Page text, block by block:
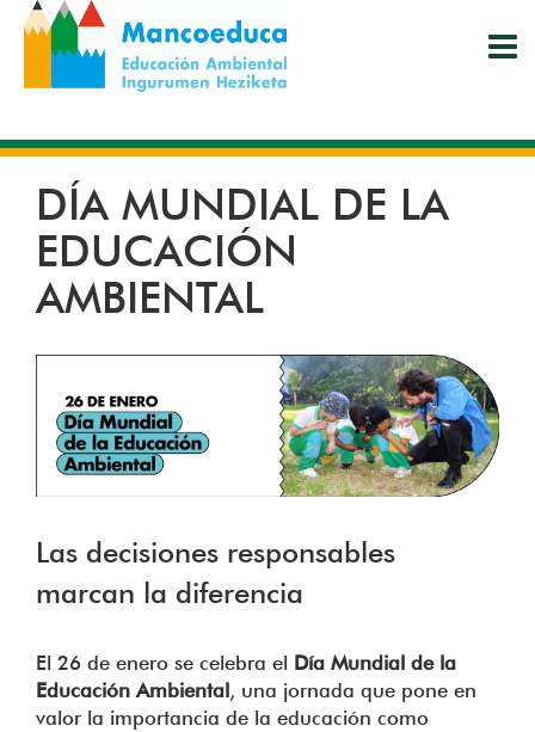
Pasar
contenido
principal
DÍA MUNDIAL DE LA
EDUCACIÓN
AMBIENTAL
Las decisiones responsables
marcan la diferencia
El 26 de enero se celebra el Día Mundial de la
Educación Ambiental, una jornada que pone en
valor la importancia de la educación como